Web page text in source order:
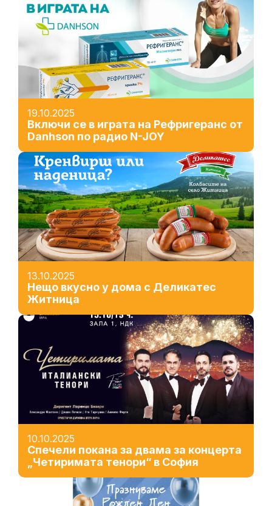
19.10.2025
Включи се в играта на Рефригеранс от
Danhson по радио N-JOY
13.10.2025
Нещо вкусно у дома с Деликатес
Житница
10.10.2025
Спечели покана за двама за концерта
„Четиримата тенори“ в София